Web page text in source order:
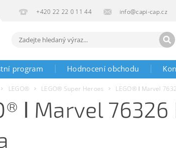
+420 22 22 0 11 44 info@capi-cap.cz
program Hodnocení obchodu
LEGO® LEGO® Super Heroes LEGO® ǀ Marvel
ǀ Marvel